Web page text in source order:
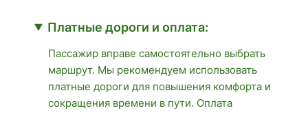
Платные дороги и оплата:
Пассажир вправе самостоятельно выбрать
маршрут. Мы рекомендуем использовать
платные дороги для повышения комфорта и
сокращения времени в пути. Оплата